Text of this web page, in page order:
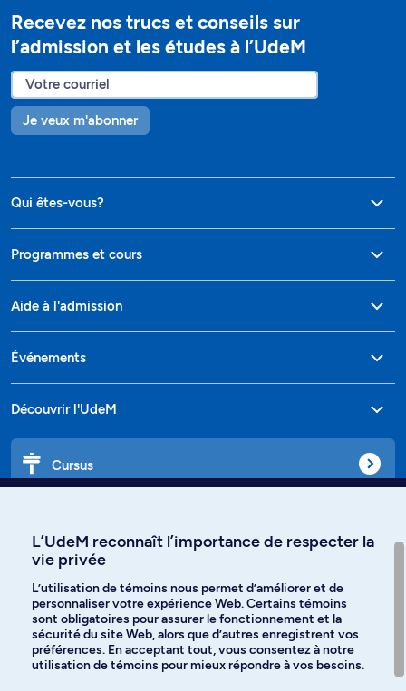
Recevez nos trucs et conseils sur
l’admission et les études à l’UdeM
Je veux m'abonner
Qui êtes-vous?
Programmes et cours
Aide à l'admission
Événements
Découvrir l'UdeM
Cursus
Langues
Facebook Instagram
L’UdeM reconnaît l’importance de respecter la
vie privée
L’utilisation de témoins nous permet d’améliorer et de
personnaliser votre expérience Web. Certains témoins
sont obligatoires pour assurer le fonctionnement et la
sécurité du site Web, alors que d’autres enregistrent vos
préférences. En acceptant tout, vous consentez à notre
utilisation de témoins pour mieux répondre à vos besoins.